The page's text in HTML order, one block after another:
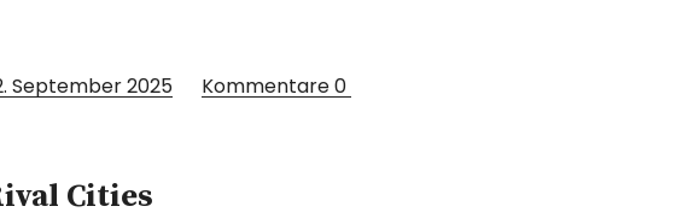
September 2025 Kommentare0
Cities